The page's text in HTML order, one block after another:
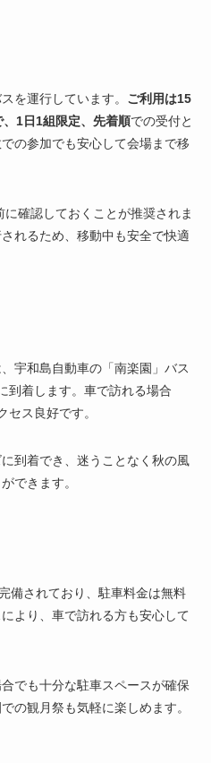
を運行しています。 ご利用は15
1日1組限定、先着順での受付と
の参加でも安心して会場まで移
に確認しておくことが推奨されま
れるため、移動中も安全で快適
宇和島自動車の「南楽園」バス
到着します。車で訪れる場合
セス良好です。
到着でき、迷うことなく秋の風
できます。
備されており、駐車料金は無料
より、車で訪れる方も安心して
でも十分な駐車スペースが確保
の観月祭も気軽に楽しめます。